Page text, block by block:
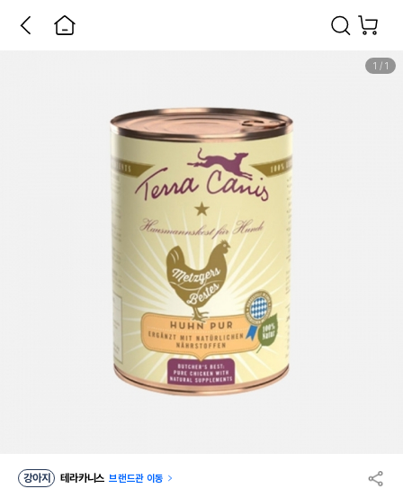
1 / 1
강아지 테라카니스 브랜드관 이동